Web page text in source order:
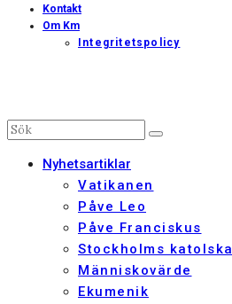
Kontakt
Om Km
Integritetspolicy
Nyhetsartiklar
Vatikanen
Påve Leo
Påve Franciskus
Stockholms
Människovärde
Ekumenik